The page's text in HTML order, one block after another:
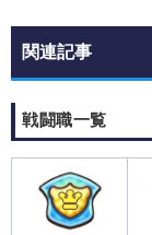
関連記事
戦闘職一覧